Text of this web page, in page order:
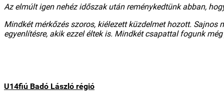
Az elmúlt igen nehéz időszak után reménykedtünk abban,
Mindkét mérkőzés szoros, kiélezett küzdelmet hozott.
egyenlítésre, akik ezzel éltek is. Mindkét csapattal fogunk
U14fiú Badó László régió